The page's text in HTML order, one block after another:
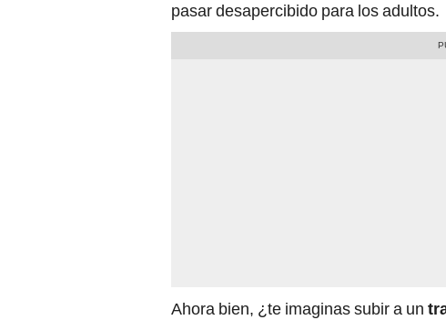
pasar desapercibido para los adultos.
Ahora bien, ¿te imaginas subir a un